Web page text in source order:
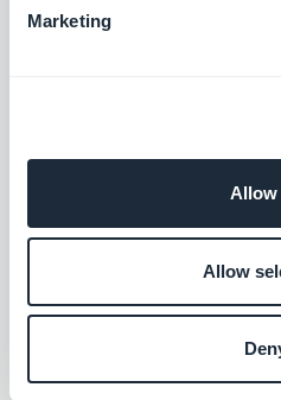
Marketing
Allow
Allow
Com relação à Apple,
inicial. É possível fazer